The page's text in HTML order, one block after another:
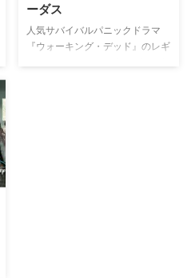
ーダス
人気サバイバルパニックドラマ
『ウォーキング・デッド』のレギ